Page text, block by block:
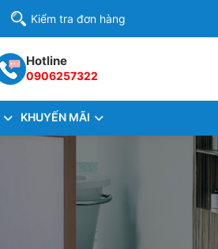
Kiểm tra đơn hàng
Hotline
0906257322
KHUYẾN MÃI